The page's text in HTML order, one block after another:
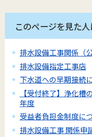
このページを見た
排水設備工事関係（
排水設備指定工事店
下水道への早期接続
【受付終了】浄化
年度
受益者負担金制度に
排水設備工事 関係申